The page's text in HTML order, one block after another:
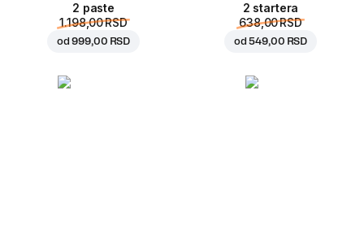
2 paste
1.198,00 RSD
od999,00 RSD
2 startera
638,00 RSD
od549,00 RSD